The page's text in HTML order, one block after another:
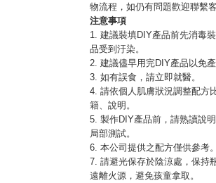
物流程，如仍有問題歡迎聯繫客
注意事項
1. 建議裝填DIY產品前先消毒
品受到汙染。
2. 建議儘早用完DIY產品以免產
3. 如有誤食，請立即就醫。
4. 請依個人肌膚狀況調整配方
籍、說明。
5. 製作DIY產品前，請熟讀說
局部測試。
6. 本公司提供之配方僅供參考。
7. 請避光保存於陰涼處，保持
遠離火源，避免孩童拿取。